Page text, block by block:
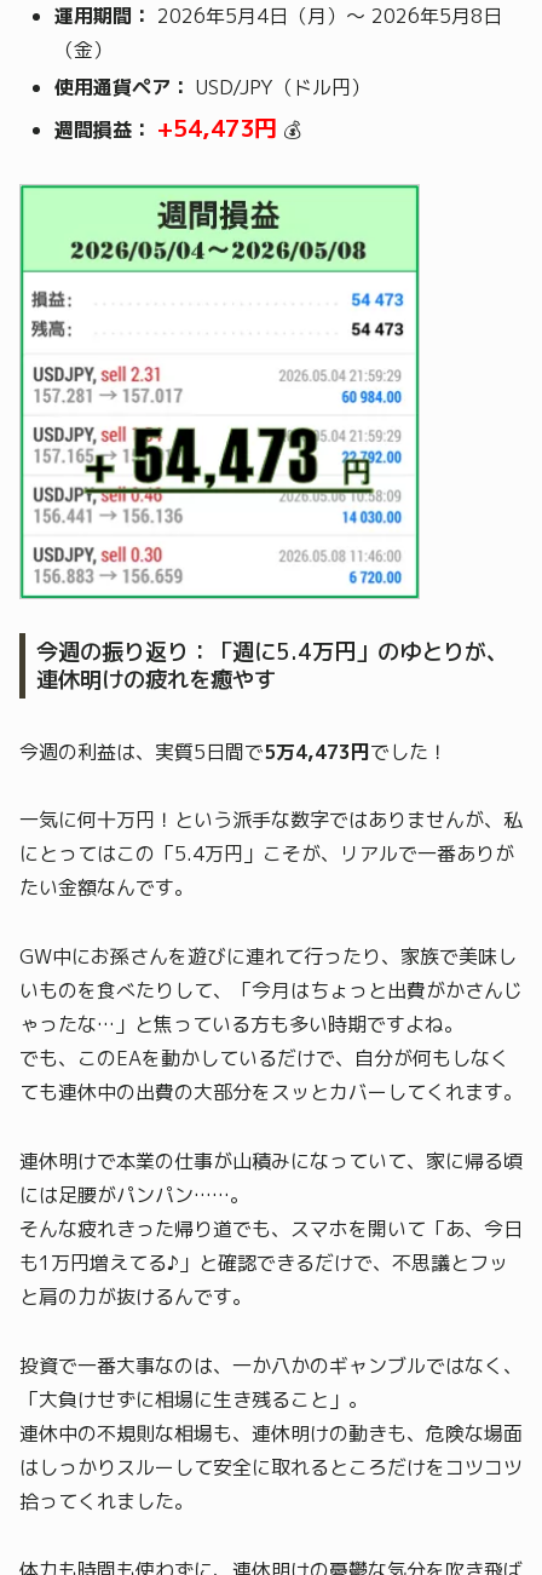
運用期間： 2026年5月4日（月）～ 2026年5月8日
（金）
使用通貨ペア： USD/JPY（ドル円）
週間損益： +54,473円 💰
今週の振り返り：「週に5.4万円」のゆとりが、
連休明けの疲れを癒やす
今週の利益は、実質5日間で5万4,473円でした！
一気に何十万円！という派手な数字ではありませんが、私
にとってはこの「5.4万円」こそが、リアルで一番ありが
たい金額なんです。
GW中にお孫さんを遊びに連れて行ったり、家族で美味し
いものを食べたりして、「今月はちょっと出費がかさんじ
ゃったな…」と焦っている方も多い時期ですよね。
でも、このEAを動かしているだけで、自分が何もしなく
ても連休中の出費の大部分をスッとカバーしてくれます。
連休明けで本業の仕事が山積みになっていて、家に帰る頃
には足腰がパンパン……。
そんな疲れきった帰り道でも、スマホを開いて「あ、今日
も1万円増えてる♪」と確認できるだけで、不思議とフッ
と肩の力が抜けるんです。
投資で一番大事なのは、一か八かのギャンブルではなく、
「大負けせずに相場に生き残ること」。
連休中の不規則な相場も、連休明けの動きも、危険な場面
はしっかりスルーして安全に取れるところだけをコツコツ
拾ってくれました。
体力も時間も使わずに、連休明けの憂鬱な気分を吹き飛ば